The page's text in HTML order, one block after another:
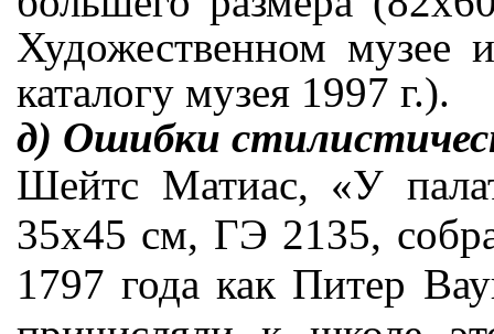
Художественном
каталогу музея 1997 г.).
д) Ошибки
Шейтс Матиас, «У
35х45 см, ГЭ 2135,
1797 года как Питер